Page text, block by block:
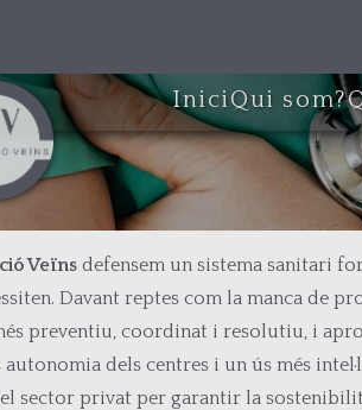
IniciQui som?
Veïns defensem un sistema sanitari
Davant reptes com la manca de
preventiu, coordinat i resolutiu, i
autonomia dels centres i un ús més
sector privat per garantir la